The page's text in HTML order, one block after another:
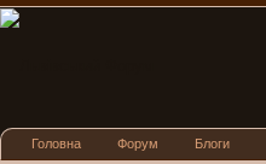
Головна Форум Блоги